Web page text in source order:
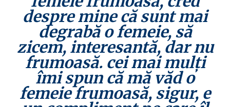
despre mine că sunt mai
degrabă o femeie, să
zicem, interesantă, dar nu
frumoasă. cei mai mulți
îmi spun că mă văd o
femeie frumoasă, sigur, e